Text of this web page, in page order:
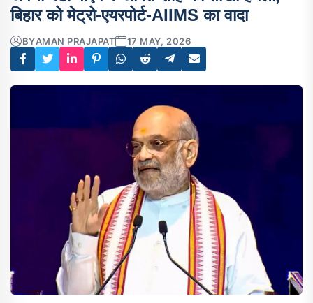
बिहार को मेट्रो-एयरपोर्ट-AIIMS का वादा
BYAMAN PRAJAPAT 17 MAY, 2026